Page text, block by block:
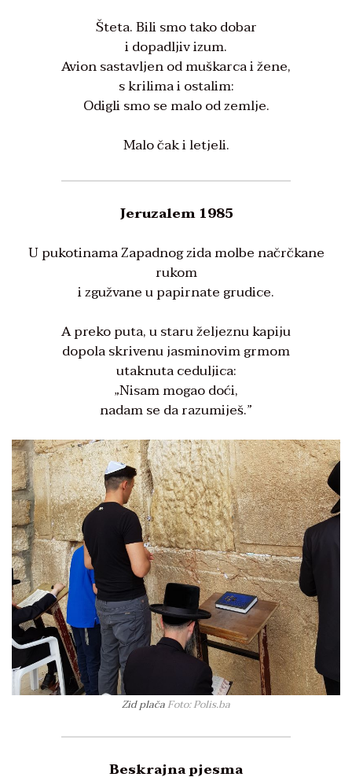
Šteta. Bili smo tako dobar
i dopadljiv izum.
Avion sastavljen od muškarca i žene,
s krilima i ostalim:
Odigli smo se malo od zemlje.
Malo čak i letjeli.
Jeruzalem 1985
U pukotinama Zapadnog zida molbe načrčkane
rukom
i zgužvane u papirnate grudice.
A preko puta, u staru željeznu kapiju
dopola skrivenu jasminovim grmom
utaknuta ceduljica:
„Nisam mogao doći,
nadam se da razumiješ.”
Zid plačaFoto: Polis.ba
Beskrajna pjesma